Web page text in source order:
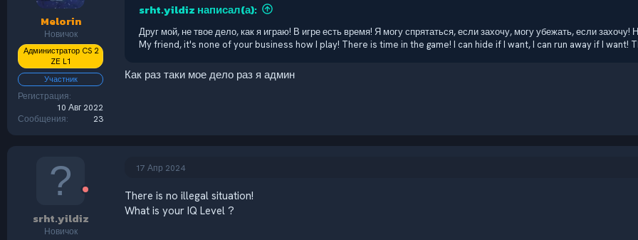
Melorin
Новичок
Администратор CS 2
ZE L1
Участник
Регистрация
10 Авг 2022
Сообщения
23
srht.yildiz написал(а):
Друг мой, не твое дело, как я играю! В игре есть время! Я могу спрятаться, если захочу, могу убежать, если захочу!
My friend, it's none of your business how I play! There is time in the game! I can hide if I want, I can run away if I want!
Как раз таки мое дело раз я админ
srht.yildiz
Новичок
17 Апр 2024
There is no illegal situation!
What is your IQ Level ?